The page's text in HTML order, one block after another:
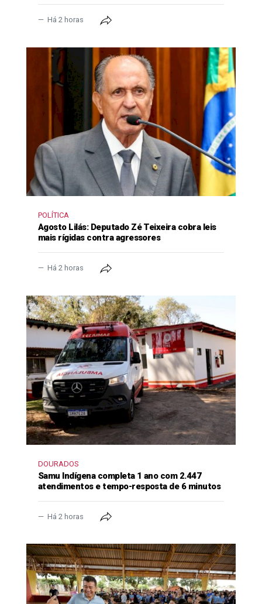
Há 2 horas
POLÍTICA
Agosto Lilás: Deputado Zé Teixeira cobra leis
mais rígidas contra agressores
Há 2 horas
DOURADOS
Samu Indígena completa 1 ano com 2.447
atendimentos e tempo-resposta de 6 minutos
Há 2 horas